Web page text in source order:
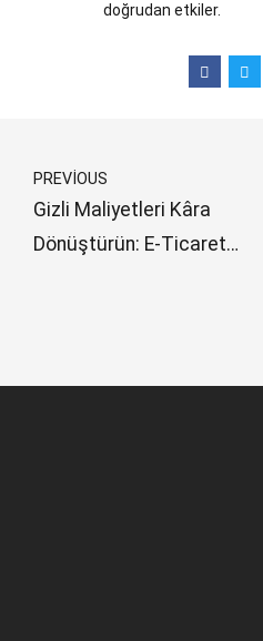
doğrudan etkiler.
PREVIOUS
Gizli Maliyetleri Kâra
Dönüştürün: E-Ticaret